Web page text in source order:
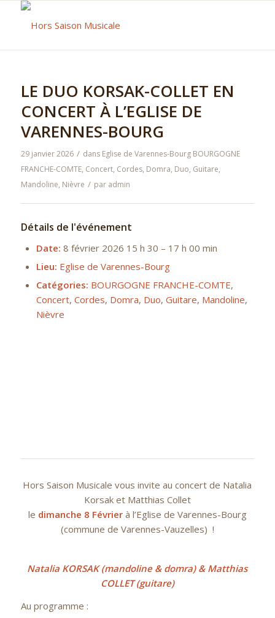
LE DUO KORSAK-COLLET EN
CONCERT À L’EGLISE DE
VARENNES-BOURG
29 janvier 2026 / dans Eglise de Varennes-Bourg BOURGOGNE
FRANCHE-COMTE, Concert, Cordes, Domra, Duo, Guitare,
Mandoline, Nièvre / par admin
Détails de l'événement
Date: 8 février 2026 15 h 30 – 17 h 00 min
Lieu: Eglise de Varennes-Bourg
Catégories: BOURGOGNE FRANCHE-COMTE,
Concert, Cordes, Domra, Duo, Guitare, Mandoline,
Nièvre
Hors Saison Musicale vous invite au concert de Natalia
Korsak et Matthias Collet
le dimanche 8 Févrierà l’Eglise de Varennes-Bourg
(commune de Varennes-Vauzelles) !
Natalia KORSAK (mandoline & domra) & Matthias
COLLET (guitare)
Au programme :